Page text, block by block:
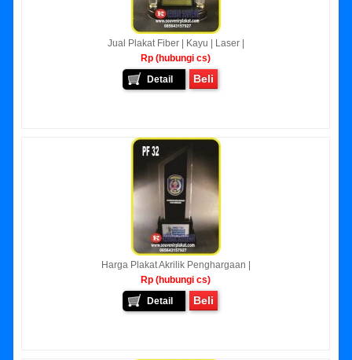
Jual Plakat Fiber | Kayu | Laser |
Rp (hubungi cs)
Detail
Beli
Harga Plakat Akrilik Penghargaan |
Rp (hubungi cs)
Detail
Beli